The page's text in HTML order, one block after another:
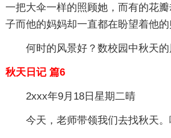
一把大伞一样的照顾她，而有的花
子而他的妈妈却一直都在盼望着他
何时的风景好？数校园中秋天的
秋天日记 篇6
2xxx年9月18日星期二晴
今天，老师带领我们去找秋天